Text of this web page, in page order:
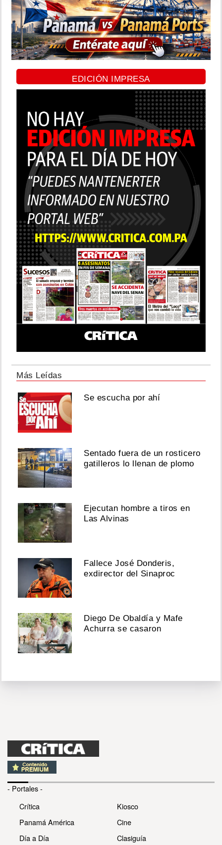
EDICIÓN IMPRESA
Más Leídas
Se escucha por ahí
Sentado fuera de un rosticero
gatilleros lo llenan de plomo
Ejecutan hombre a tiros en
Las Alvinas
Fallece José Donderis,
exdirector del Sinaproc
Diego De Obaldía y Mafe
Achurra se casaron
- Portales -
Crítica
Panamá América
Día a Día
Kiosco
Cine
Clasiguía